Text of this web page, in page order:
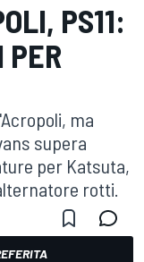
PS11:
PER
ma
supera
per Katsuta,
rotti.